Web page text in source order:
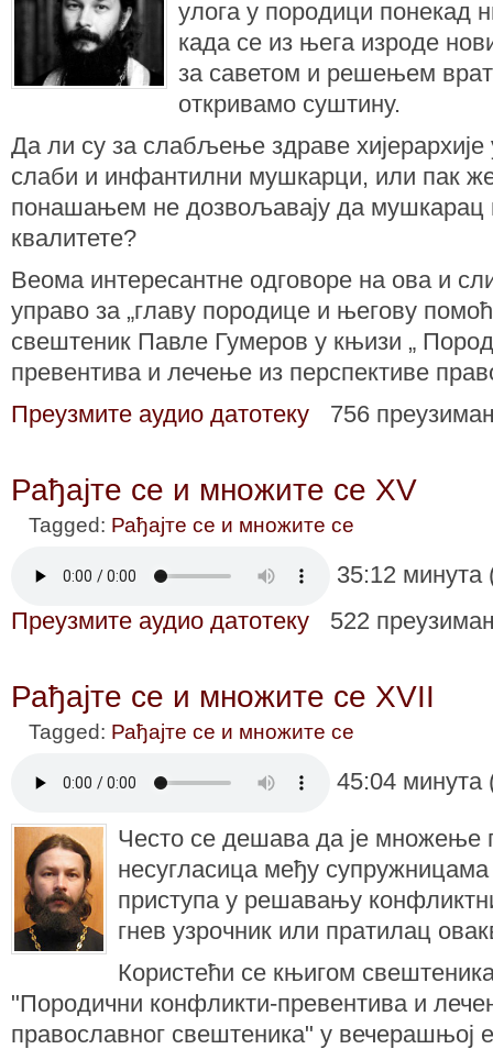
улога у породици понекад
када се из њега изроде
за саветом и решењем
откривамо суштину.
Да ли су за слабљење здраве хијерархије
слаби и инфантилни мушкарци, или пак
понашањем не дозвољавају да мушкарац
квалитете?
Веома интересантне одговоре на ова и
управо за „главу породице и његову
свештеник Павле Гумеров у књизи „
превентива и лечење из перспективе
Преузмите аудио датотеку
756
Рађајте се и множите се XV
Tagged: Рађајте се и множите се
35:12
Преузмите аудио датотеку
522
Рађајте се и множите се XVII
Tagged: Рађајте се и множите се
45:04
Често се дешава да је множење
несугласица међу
приступа у решавању
гнев узрочник или пратилац
Користећи се књигом
"Породични конфликти-превентива и
православног свештеника" у вечерашњој